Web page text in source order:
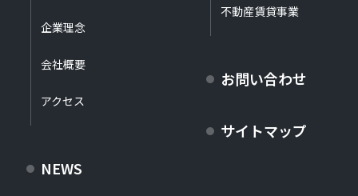
企業理念
会社概要
アクセス
NEWS
不動産賃貸事業
お問い合わせ
サイトマップ